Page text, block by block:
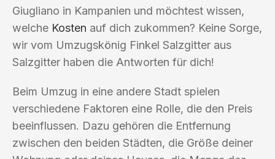
Giugliano in Kampanien und möchtest wissen,
welche Kosten auf dich zukommen? Keine Sorge,
wir vom Umzugskönig Finkel Salzgitter aus
Salzgitter haben die Antworten für dich!
Beim Umzug in eine andere Stadt spielen
verschiedene Faktoren eine Rolle, die den Preis
beeinflussen. Dazu gehören die Entfernung
zwischen den beiden Städten, die Größe deiner